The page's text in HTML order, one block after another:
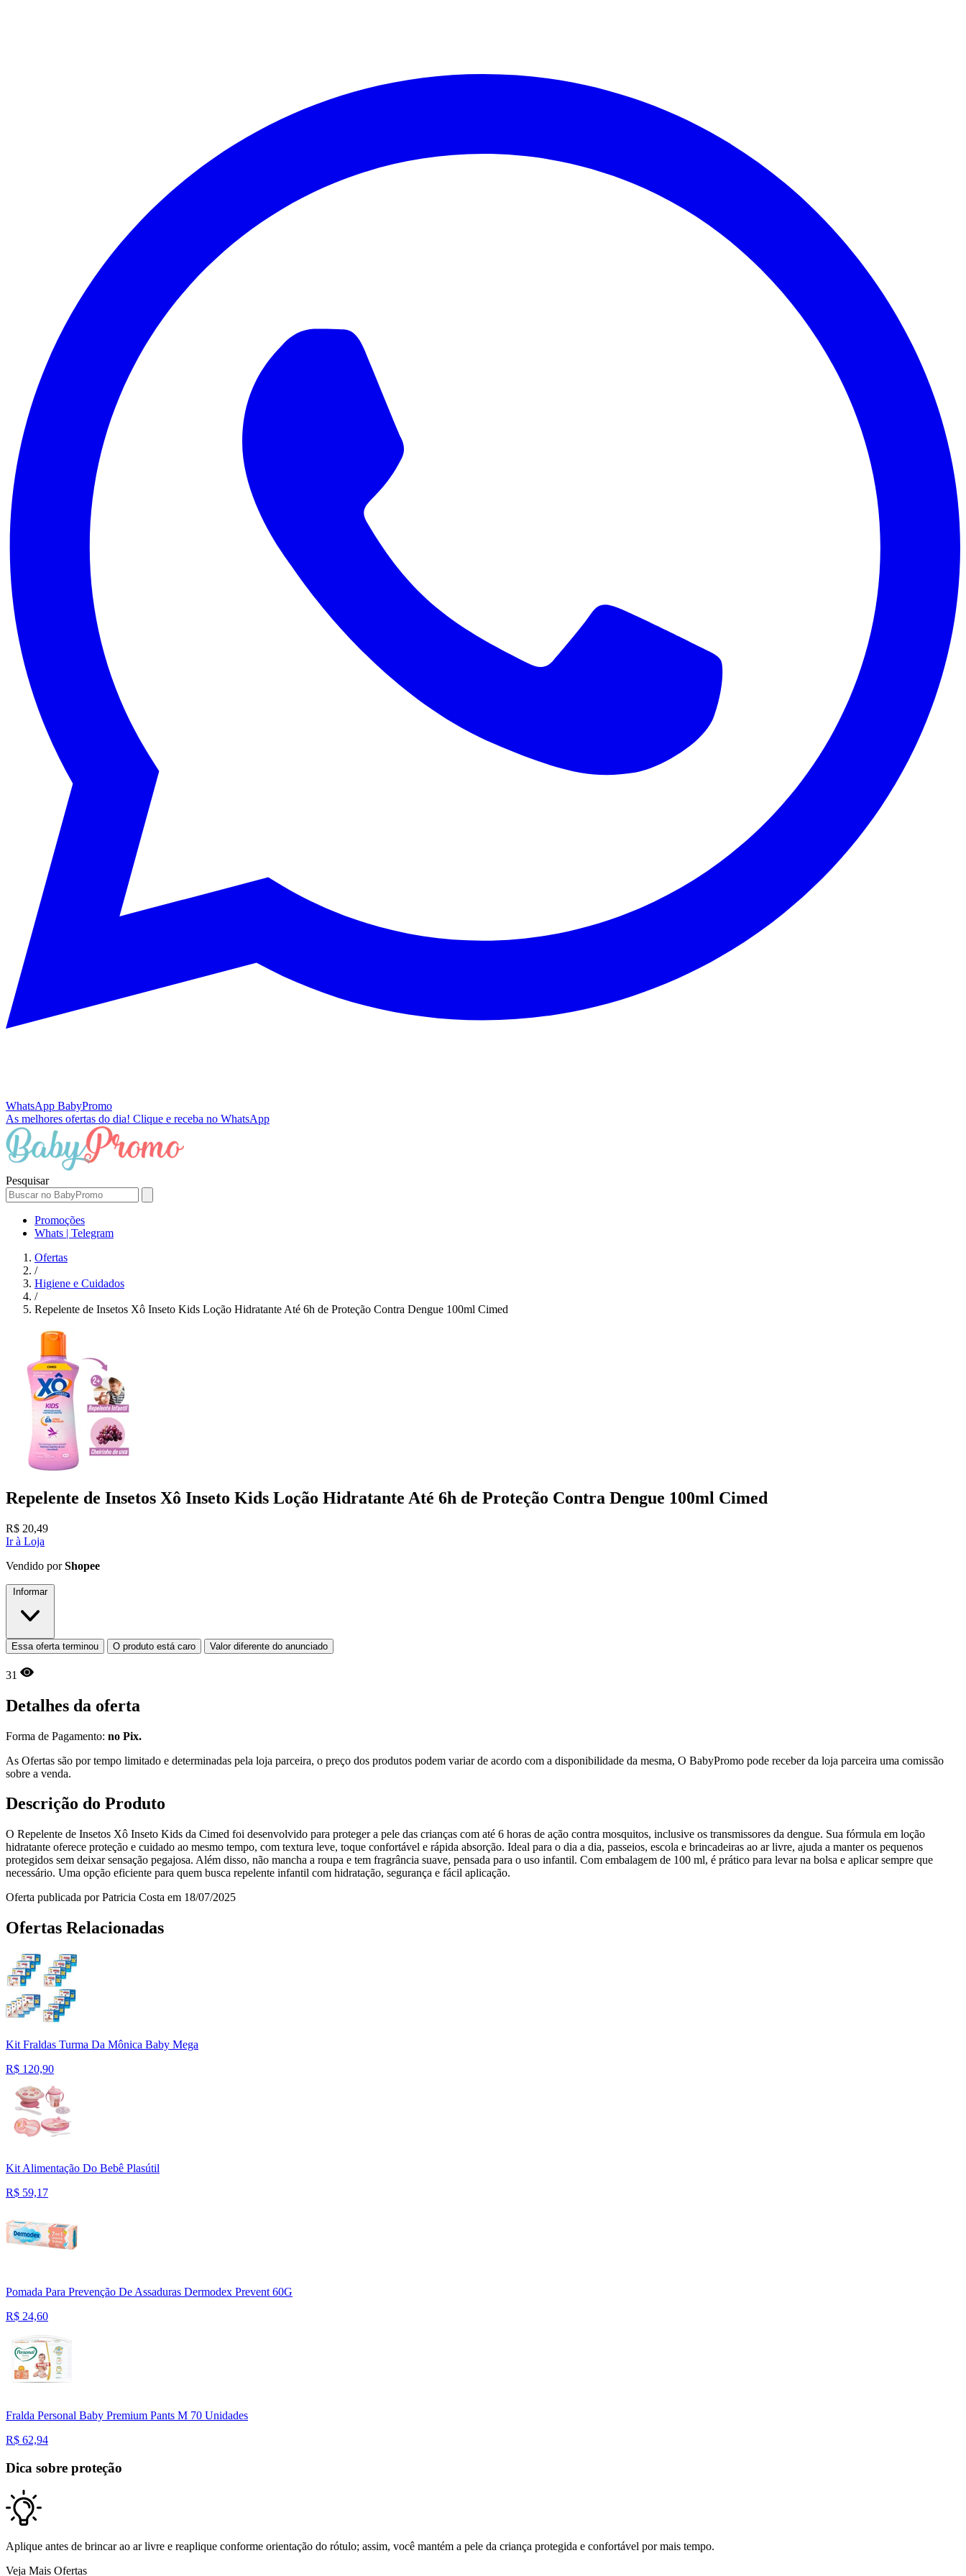
WhatsApp BabyPromo
As melhores ofertas do dia! Clique e receba no WhatsApp
Pesquisar
Promoções
Whats | Telegram
Ofertas
/
Higiene e Cuidados
/
Repelente de Insetos Xô Inseto Kids Loção Hidratante Até 6h de Proteção Contra Dengue 100ml Cimed
Repelente de Insetos Xô Inseto Kids Loção Hidratante Até 6h de Proteção Contra Dengue 100ml Cimed
R$ 20,49
Ir à Loja
Vendido porShopee
Informar
Essa oferta terminou O produto está caro Valor diferente do anunciado
31
Detalhes da oferta
Forma de Pagamento: no Pix.
As Ofertas são por tempo limitado e determinadas pela loja parceira, o preço dos produtos podem variar de acordo com a disponibilidade da mesma, O BabyPromo pode receber da loja parceira uma comissão
sobre a venda.
Descrição do Produto
O Repelente de Insetos Xô Inseto Kids da Cimed foi desenvolvido para proteger a pele das crianças com até 6 horas de ação contra mosquitos, inclusive os transmissores da dengue. Sua fórmula em loção
hidratante oferece proteção e cuidado ao mesmo tempo, com textura leve, toque confortável e rápida absorção. Ideal para o dia a dia, passeios, escola e brincadeiras ao ar livre, ajuda a manter os pequenos
protegidos sem deixar sensação pegajosa. Além disso, não mancha a roupa e tem fragrância suave, pensada para o uso infantil. Com embalagem de 100 ml, é prático para levar na bolsa e aplicar sempre que
necessário. Uma opção eficiente para quem busca repelente infantil com hidratação, segurança e fácil aplicação.
Oferta publicada por Patricia Costa em 18/07/2025
Ofertas Relacionadas
Kit Fraldas Turma Da Mônica Baby Mega
R$ 120,90
Kit Alimentação Do Bebê Plasútil
R$ 59,17
Pomada Para Prevenção De Assaduras Dermodex Prevent 60G
R$ 24,60
Fralda Personal Baby Premium Pants M 70 Unidades
R$ 62,94
Dica sobre proteção
Aplique antes de brincar ao ar livre e reaplique conforme orientação do rótulo; assim, você mantém a pele da criança protegida e confortável por mais tempo.
Veja Mais Ofertas